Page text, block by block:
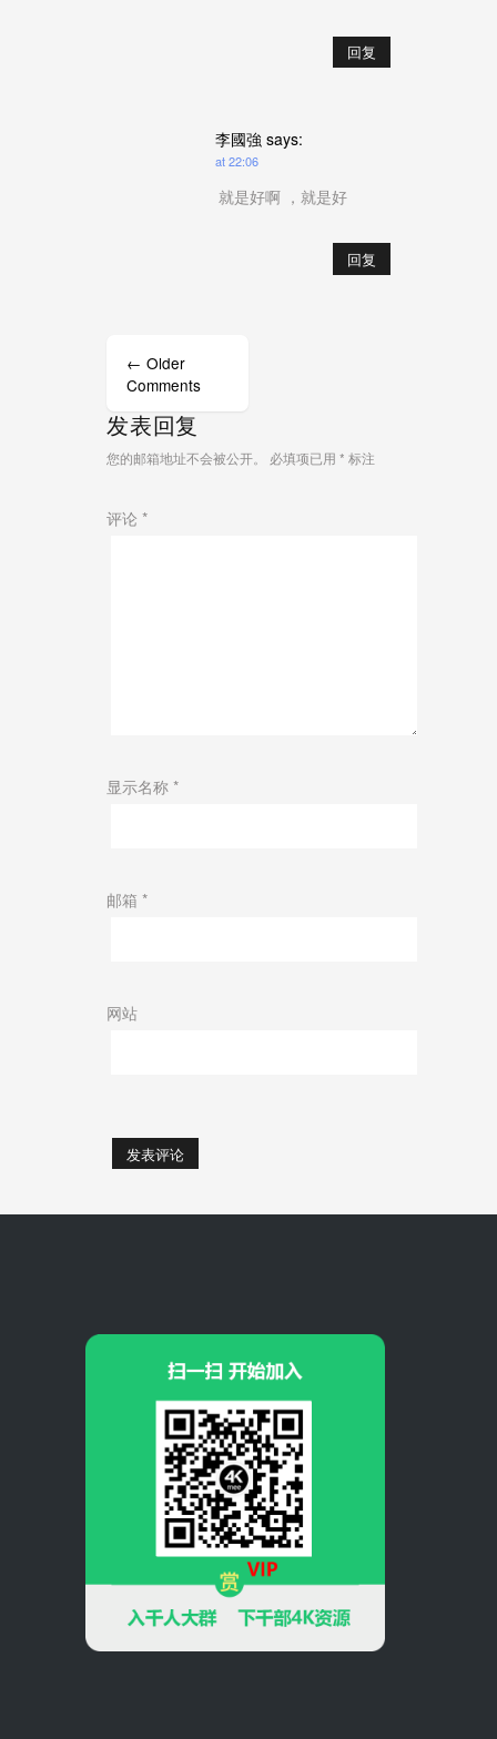
回复
李國強 says:
at 22:06
就是好啊 ，就是好
回复
← Older
Comments
发表回复
您的邮箱地址不会被公开。 必填项已用* 标注
评论*
显示名称*
邮箱*
网站